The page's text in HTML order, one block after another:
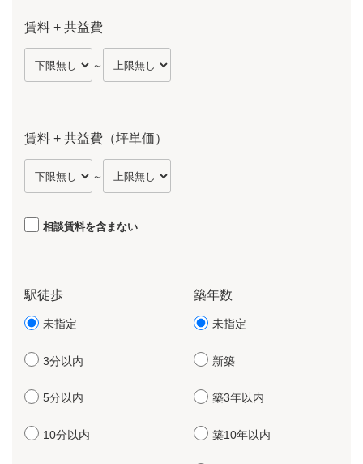
賃料 + 共益費
～
賃料 + 共益費（坪単価）
～
相談賃料を含まない
駅徒歩
未指定
3分以内
5分以内
10分以内
築年数
未指定
新築
築3年以内
築10年以内